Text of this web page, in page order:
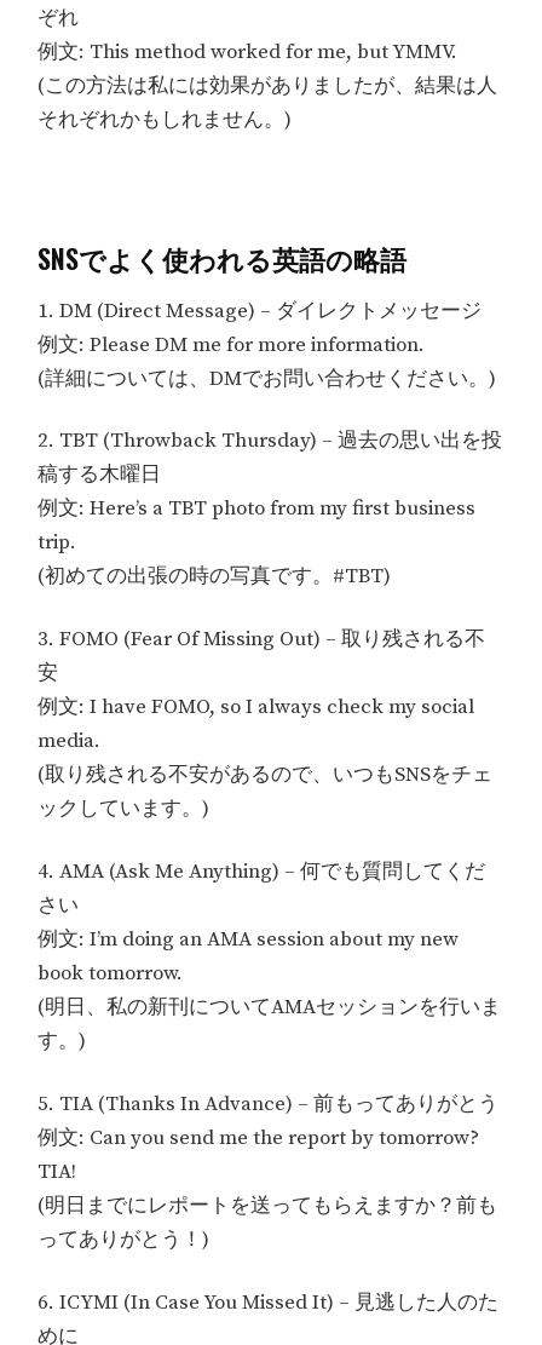
ぞれ
例文: This method worked for me, but YMMV.
(この方法は私には効果がありましたが、結果は人
それぞれかもしれません。)
SNSでよく使われる英語の略語
1. DM (Direct Message) – ダイレクトメッセージ
例文: Please DM me for more information.
(詳細については、DMでお問い合わせください。)
2. TBT (Throwback Thursday) – 過去の思い出を投
稿する木曜日
例文: Here’s a TBT photo from my first business
trip.
(初めての出張の時の写真です。#TBT)
3. FOMO (Fear Of Missing Out) – 取り残される不
安
例文: I have FOMO, so I always check my social
media.
(取り残される不安があるので、いつもSNSをチェ
ックしています。)
4. AMA (Ask Me Anything) – 何でも質問してくだ
さい
例文: I’m doing an AMA session about my new
book tomorrow.
(明日、私の新刊についてAMAセッションを行いま
す。)
5. TIA (Thanks In Advance) – 前もってありがとう
例文: Can you send me the report by tomorrow?
TIA!
(明日までにレポートを送ってもらえますか？前も
ってありがとう！)
6. ICYMI (In Case You Missed It) – 見逃した人のた
めに